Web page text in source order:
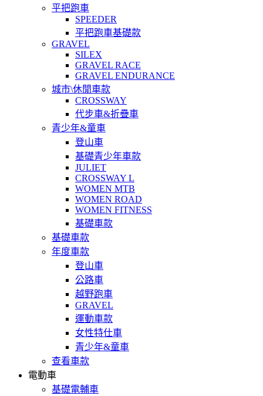
平把跑車
SPEEDER
平把跑車基礎款
GRAVEL
SILEX
GRAVEL RACE
GRAVEL ENDURANCE
城市\休閒車款
CROSSWAY
代步車&折疊車
青少年&童車
登山車
基礎青少年車款
JULIET
CROSSWAY L
WOMEN MTB
WOMEN ROAD
WOMEN FITNESS
基礎車款
基礎車款
年度車款
登山車
公路車
越野跑車
GRAVEL
運動車款
女性特仕車
青少年&童車
查看車款
電動車
基礎電輔車